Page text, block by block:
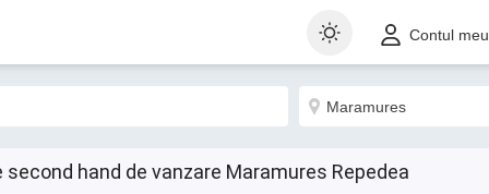
Contul meu
hand de vanzare Maramures Repedea
Sortează